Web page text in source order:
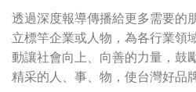
透過深度報導傳播給更多需要的
立標竿企業或人物，為各行業領
動讓社會向上、向善的力量，鼓
精采的人、事、物，使台灣好品